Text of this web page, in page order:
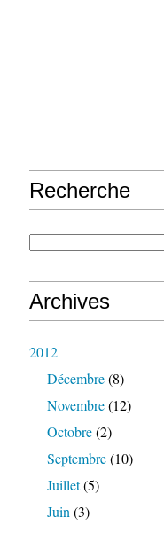
Recherche
Archives
2012
Décembre(8)
Novembre(12)
Octobre(2)
Septembre(10)
Juillet(5)
Juin (3)